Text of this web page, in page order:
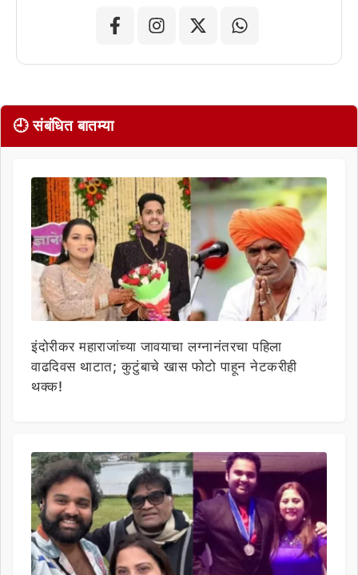
🕘 संबंधित बातम्या
इंदोरीकर महाराजांच्या जावयाचा लग्नानंतरचा पहिला
वाढदिवस थाटात; कुटुंबाचे खास फोटो पाहून नेटकरीही
थक्क!